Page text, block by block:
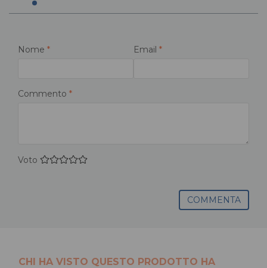
Nome * Email *
Commento *
Voto
COMMENTA
CHI HA VISTO QUESTO PRODOTTO HA